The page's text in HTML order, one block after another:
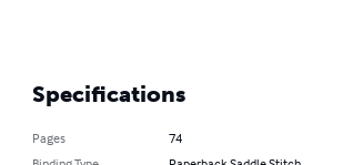
Specifications
Pages
74